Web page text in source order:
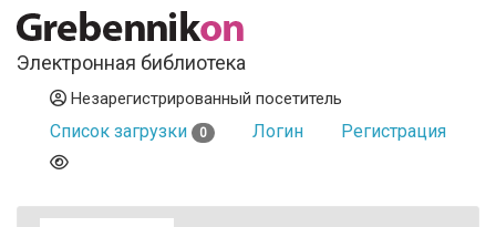
Электронная библиотека
Незарегистрированный посетитель
Список загрузки 0 Логин Регистрация